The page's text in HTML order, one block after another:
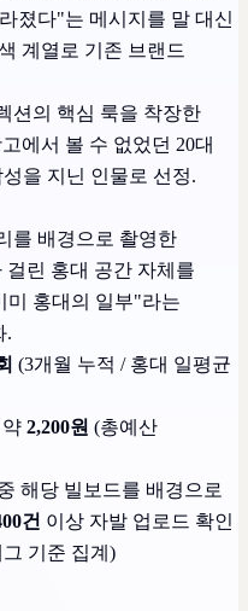
졌다"는 메시지를 말 대신
계열로 기존 브랜드
션의 핵심 룩을 착장한
에서 볼 수 없었던 20대
을 지닌 인물로 선정.
를 배경으로 촬영한
걸린 홍대 공간 자체를
미 홍대의 일부"라는
.
(3개월 누적 / 홍대 일평균
약 2,200원 (총예산
해당 빌보드를 배경으로
건 이상 자발 업로드 확인
기준 집계)